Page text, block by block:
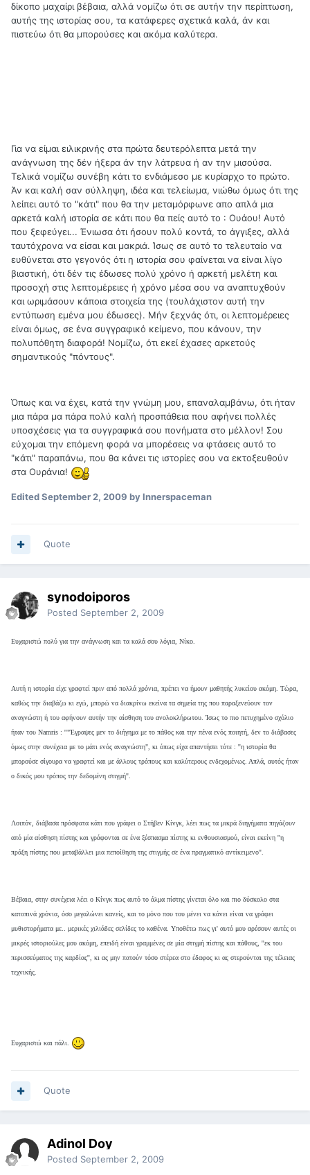
δίκοπο μαχαίρι βέβαια, αλλά νομίζω ότι σε αυτήν την περίπτωση,
αυτής της ιστορίας σου, τα κατάφερες σχετικά καλά, άν και
πιστεύω ότι θα μπορούσες και ακόμα καλύτερα.
Για να είμαι ειλικρινής στα πρώτα δευτερόλεπτα μετά την
ανάγνωση της δέν ήξερα άν την λάτρευα ή αν την μισούσα.
Τελικά νομίζω συνέβη κάτι το ενδιάμεσο με κυρίαρχο το πρώτο.
Άν και καλή σαν σύλληψη, ιδέα και τελείωμα, νιώθω όμως ότι της
λείπει αυτό το "κάτι" που θα την μεταμόρφωνε απο απλά μια
αρκετά καλή ιστορία σε κάτι που θα πείς αυτό το : Ουάου! Αυτό
που ξεφεύγει... Ένιωσα ότι ήσουν πολύ κοντά, το άγγιξες, αλλά
ταυτόχρονα να είσαι και μακριά. Ίσως σε αυτό το τελευταίο να
ευθύνεται στο γεγονός ότι η ιστορία σου φαίνεται να είναι λίγο
βιαστική, ότι δέν τις έδωσες πολύ χρόνο ή αρκετή μελέτη και
προσοχή στις λεπτομέρειες ή χρόνο μέσα σου να αναπτυχθούν
και ωριμάσουν κάποια στοιχεία της (τουλάχιστον αυτή την
εντύπωση εμένα μου έδωσες). Μήν ξεχνάς ότι, οι λεπτομέρειες
είναι όμως, σε ένα συγγραφικό κείμενο, που κάνουν, την
πολυπόθητη διαφορά! Νομίζω, ότι εκεί έχασες αρκετούς
σημαντικούς "πόντους".
Όπως και να έχει, κατά την γνώμη μου, επαναλαμβάνω, ότι ήταν
μια πάρα μα πάρα πολύ καλή προσπάθεια που αφήνει πολλές
υποσχέσεις για τα συγγραφικά σου πονήματα στο μέλλον! Σου
εύχομαι την επόμενη φορά να μπορέσεις να φτάσεις αυτό το
"κάτι" παραπάνω, που θα κάνει τις ιστορίες σου να εκτοξευθούν
στα Ουράνια!
EditedSeptember 2, 2009 by Innerspaceman
Quote
synodoiporos
Posted September 2, 2009
Ευχαριστώ πολύ για την ανάγνωση και τα καλά σου λόγια, Νίκο.
Αυτή η ιστορία είχε γραφτεί πριν από πολλά χρόνια, πρέπει να ήμουν μαθητής λυκείου ακόμη. Τώρα,
καθώς την διαβάζω κι εγώ, μπορώ να διακρίνω εκείνα τα σημεία της που παραξενεύουν τον
αναγνώστη ή του αφήνουν αυτήν την αίσθηση του ανολοκλήρωτου. Ίσως το πιο πετυχημένο σχόλιο
ήταν του Namris : ''"Έγραψες μεν το διήγημα με το πάθος και την πένα ενός ποιητή, δεν το διάβασες
όμως στην συνέχεια με το μάτι ενός αναγνώστη", κι όπως είχα απαντήσει τότε : ''η ιστορία θα
μπορούσε σίγουρα να γραφτεί και με άλλους τρόπους και καλύτερους ενδεχομένως. Απλά, αυτός ήταν
ο δικός μου τρόπος την δεδομένη στιγμή''.
Λοιπόν, διάβασα πρόσφατα κάτι που γράφει ο Στήβεν Κίνγκ, λέει πως τα μικρά διηγήματα πηγάζουν
από μία αίσθηση πίστης και γράφονται σε ένα ξέσπασμα πίστης κι ενθουσιασμού, είναι εκείνη ''η
πράξη πίστης που μεταβάλλει μια πεποίθηση της στιγμής σε ένα πραγματικό αντίκειμενο''.
Βέβαια, στην συνέχεια λέει ο Κίνγκ πως αυτό το άλμα πίστης γίνεται όλο και πιο δύσκολο στα
κατοπινά χρόνια, όσο μεγαλώνει κανείς, και το μόνο που του μένει να κάνει είναι να γράφει
μυθιστορήματα με.. μερικές χιλιάδες σελίδες το καθένα. Υποθέτω πως γι' αυτό μου αρέσουν αυτές οι
μικρές ιστοριούλες μου ακόμη, επειδή είναι γραμμένες σε μία στιγμή πίστης και πάθους, ''εκ του
περισσεύματος της καρδίας'', κι ας μην πατούν τόσο στέρεα στο έδαφος κι ας στερούνται της τέλειας
τεχνικής.
Ευχαριστώ και πάλι.
Quote
Adinol Doy
Posted September 2, 2009